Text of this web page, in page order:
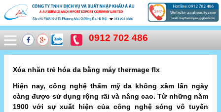
0912 702 486
Xóa nhăn trẻ hóa da bằng máy thermage flx
Hiện nay, công nghệ thẩm mỹ da không xâm lấn ngày
càng được sử dụng rộng rãi và nâng cao. Từ những năm
1900 với sự xuất hiện của công nghệ sóng vô tuyến